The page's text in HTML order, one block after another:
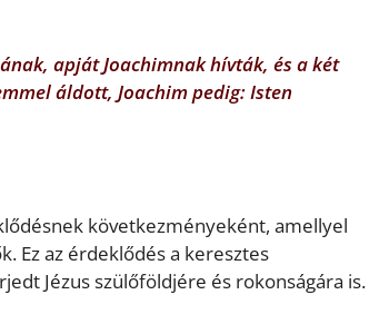
apját Joachimnak hívták, és a két
áldott, Joachim pedig: Isten
következményeként, amellyel
Ez az érdeklődés a keresztes
Jézus szülőföldjére és rokonságára is.